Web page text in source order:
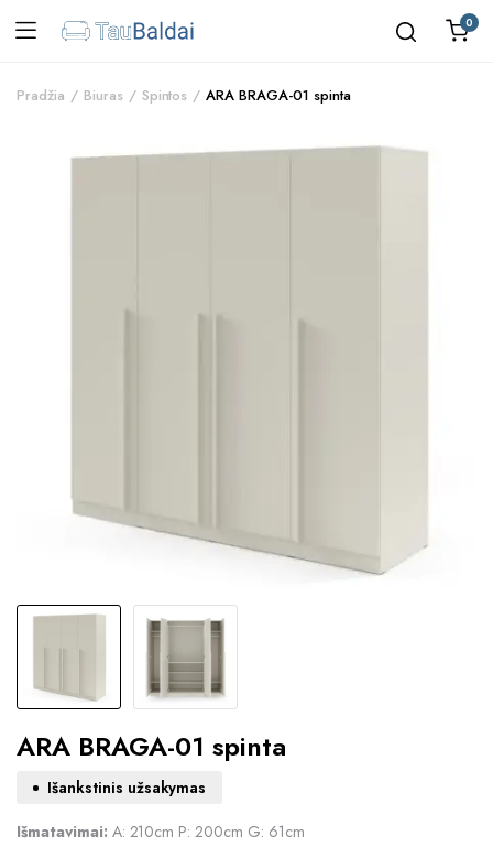
0
Pradžia Biuras Spintos ARA BRAGA-01 spinta
ARA BRAGA-01 spinta
Išankstinis užsakymas
Išmatavimai: A: 210cm P: 200cm G: 61cm